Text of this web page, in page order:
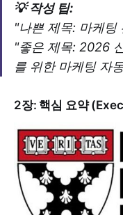
💡 작성 팁:
"나쁜 제목: 마케팅
"좋은 제목: 2026
를 위한 마케팅 자
2장: 핵심 요약